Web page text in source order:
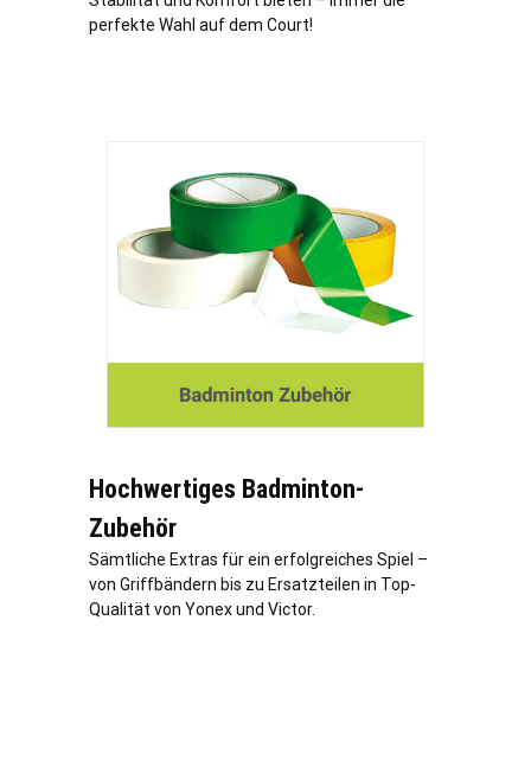
perfekte Wahl auf dem Court!
Hochwertiges Badminton-
Zubehör
Sämtliche Extras für ein erfolgreiches Spiel –
von Griffbändern bis zu Ersatzteilen in Top-
Qualität von Yonex und Victor.